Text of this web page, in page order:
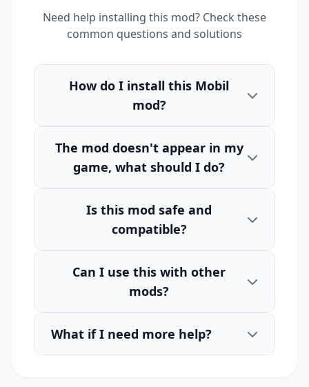
Need help installing this mod? Check these
common questions and solutions
How do I install this Mobil
mod?
The mod doesn't appear in my
game, what should I do?
Is this mod safe and
compatible?
Can I use this with other
mods?
What if I need more help?